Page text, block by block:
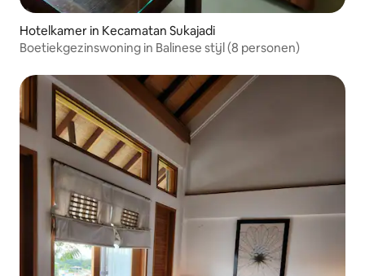
Hotelkamer in Kecamatan Sukajadi
Boetiekgezinswoning in Balinese stijl (8 personen)